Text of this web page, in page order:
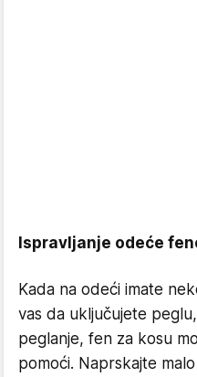
Ispravljanje odeće
Kada na odeći imate
vas da uključujete
peglanje, fen za kosu
pomoći. Naprskajte